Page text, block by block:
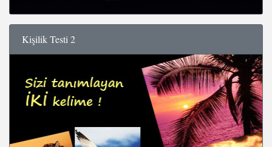
Kişilik Testi 2